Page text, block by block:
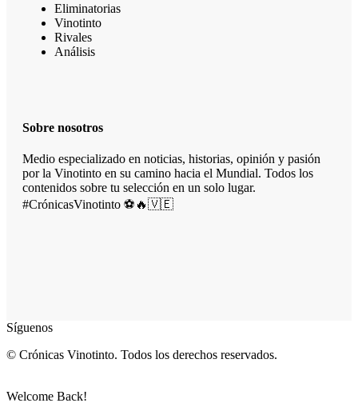
Eliminatorias
Vinotinto
Rivales
Análisis
Sobre nosotros
Medio especializado en noticias, historias, opinión y pasión
por la Vinotinto en su camino hacia el Mundial. Todos los
contenidos sobre tu selección en un solo lugar.
#CrónicasVinotinto ⚽🔥🇻🇪
Síguenos
© Crónicas Vinotinto. Todos los derechos reservados.
Welcome Back!